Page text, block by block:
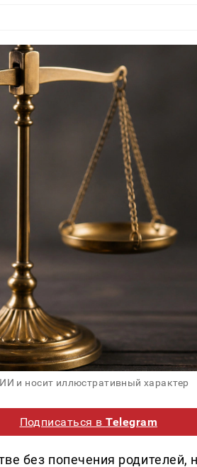
и носит иллюстративный характер
Подписаться вTelegram
без попечения родителей,